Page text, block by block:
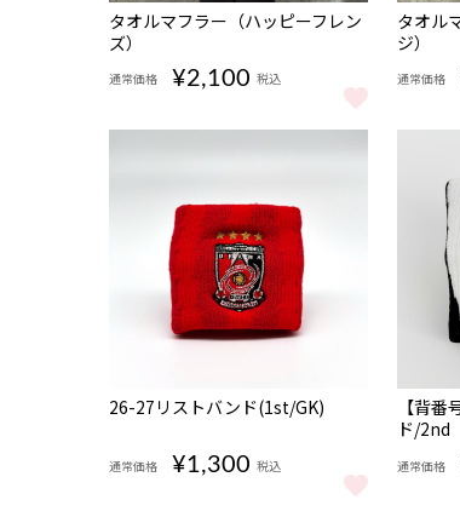
NEW
タオルマフラー（ハッピーフレン
ズ）
通常価格 ¥2,100 税込
タオルマフラー（ハッピーフレンズ） をもっ
NEW
タオル
ジ）
通常価格
タオル
NEW
26-27リストバンド(1st/GK)
通常価格 ¥1,300 税込
26-27リストバンド(1st/GK) をもっと見る
NEW
【背
ド/2nd
通常価格
【背